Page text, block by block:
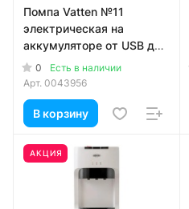
Помпа Vatten №11
электрическая на
аккумуляторе от USB для
19л бутылей
0
Есть в наличии
Арт. 0043956
В корзину
АКЦИЯ